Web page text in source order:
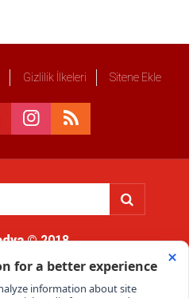
Gizlilik İlkeleri Sitene Ekle
© 2018
yaptırıma tabidir.